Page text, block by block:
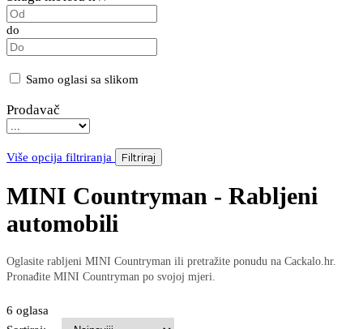
do
Samo oglasi sa slikom
Prodavač
Više opcija filtriranja Filtriraj
MINI Countryman - Rabljeni
automobili
Oglasite rabljeni MINI Countryman ili pretražite ponudu na Cackalo.hr.
Pronađite MINI Countryman po svojoj mjeri.
6 oglasa